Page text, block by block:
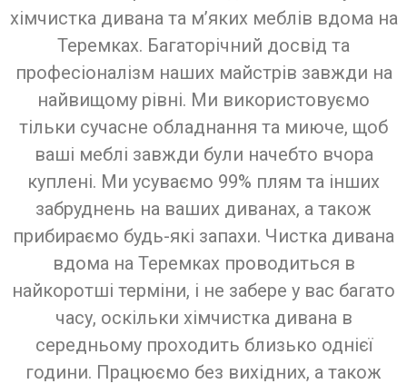
хімчистка дивана та м’яких меблів вдома на
Теремках. Багаторічний досвід та
професіоналізм наших майстрів завжди на
найвищому рівні. Ми використовуємо
тільки сучасне обладнання та миюче, щоб
ваші меблі завжди були начебто вчора
куплені. Ми усуваємо 99% плям та інших
забруднень на ваших диванах, а також
прибираємо будь-які запахи. Чистка дивана
вдома на Теремках проводиться в
найкоротші терміни, і не забере у вас багато
часу, оскільки хімчистка дивана в
середньому проходить близько однієї
години. Працюємо без вихідних, а також